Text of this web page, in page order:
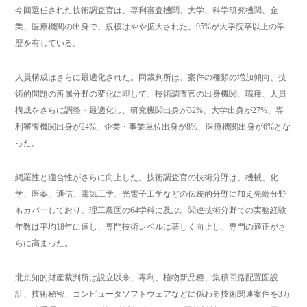
今回選任された技術調査官は、専利審査機関、大学、科学研究機関、企
業、医療機関の出身で、規模はやや拡大された。95%が大学院卒以上の学
歴を有している。
人員構成はさらに最適化された。同裁判所は、案件の種類の増加傾向、技
術的問題の所属分野の変化に即して、技術調査官の出身機関、職種、人員
構成をさらに調整・最適化し、研究機関出身が32%、大学出身が27%、専
利審査機関出身が24%、企業・事業単位出身が8%、医療機関出身が6%とな
った。
網羅性と適合性がさらに向上した。技術調査官の技術分野は、機械、化
学、医薬、通信、電気工学、光電子工学などの伝統的分野に加え先端分野
もカバーしており、理工農医の64学科に及ぶ。関連技術分野での実務経験
年数は平均18年に達し、専門技術レベルは著しく向上し、専門の適正がさ
らに高まった。
北京知的財産裁判所は設立以来、専利、植物新品種、集積回路配置図設
計、技術秘密、コンピュータソフトウェアなどに係わる技術関連案件を3万